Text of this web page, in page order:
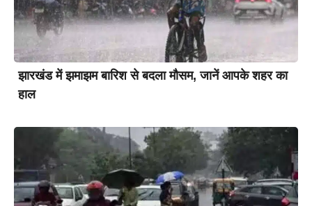
झारखंड में झमाझम बारिश से बदला मौसम, जानें आपके शहर का
हाल